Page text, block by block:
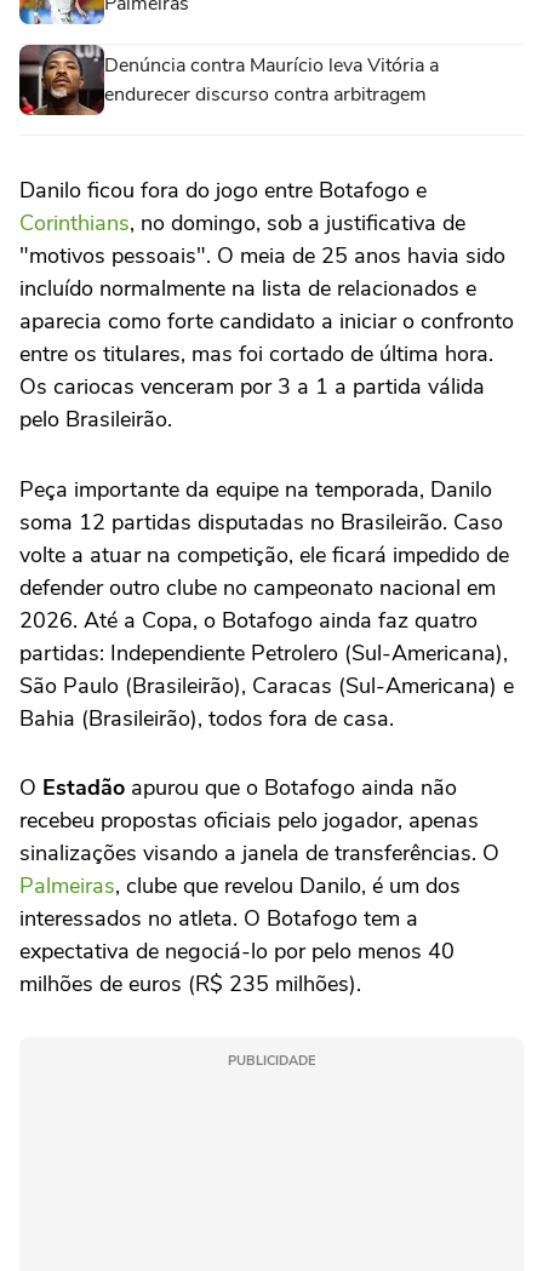
Denúncia contra Maurício leva Vitória a
endurecer discurso contra arbitragem
Danilo ficou fora do jogo entre Botafogo e
Corinthians, no domingo, sob a justificativa de
"motivos pessoais". O meia de 25 anos havia sido
incluído normalmente na lista de relacionados e
aparecia como forte candidato a iniciar o confronto
entre os titulares, mas foi cortado de última hora.
Os cariocas venceram por 3 a 1 a partida válida
pelo Brasileirão.
Peça importante da equipe na temporada, Danilo
soma 12 partidas disputadas no Brasileirão. Caso
volte a atuar na competição, ele ficará impedido de
defender outro clube no campeonato nacional em
2026. Até a Copa, o Botafogo ainda faz quatro
partidas: Independiente Petrolero (Sul-Americana),
São Paulo (Brasileirão), Caracas (Sul-Americana) e
Bahia (Brasileirão), todos fora de casa.
O Estadão apurou que o Botafogo ainda não
recebeu propostas oficiais pelo jogador, apenas
sinalizações visando a janela de transferências. O
Palmeiras, clube que revelou Danilo, é um dos
interessados no atleta. O Botafogo tem a
expectativa de negociá-lo por pelo menos 40
milhões de euros (R$ 235 milhões).
PUBLICIDADE